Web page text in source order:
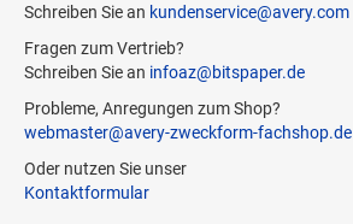
Schreiben Sie an kundenservice@avery.com
Fragen zum Vertrieb?
Schreiben Sie an infoaz@bitspaper.de
Probleme, Anregungen zum Shop?
webmaster@avery-zweckform-fachshop.de
Oder nutzen Sie unser
Kontaktformular